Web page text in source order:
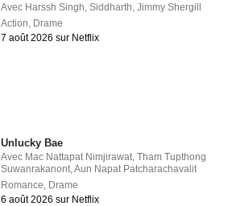
Avec Harssh Singh,Siddharth,Jimmy Shergill
Action, Drame
7 août 2026 sur Netflix
Unlucky Bae
Avec Mac Nattapat Nimjirawat ,Tham Tupthong
Suwanrakanont ,Aun Napat Patcharachavalit
Romance Drame
6 août 2026 sur Netflix